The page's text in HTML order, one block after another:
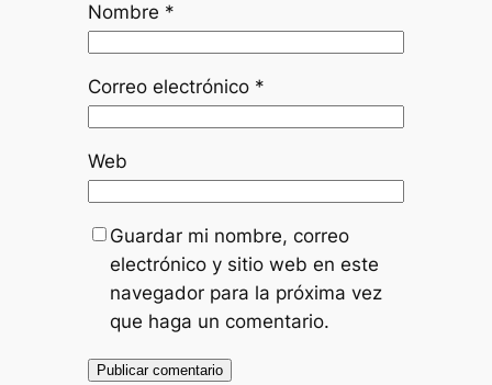
Nombre *
Correo electrónico *
Web
Guardar mi nombre, correo
electrónico y sitio web en este
navegador para la próxima vez
que haga un comentario.